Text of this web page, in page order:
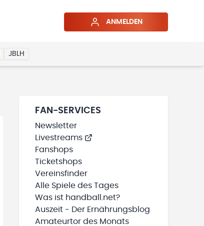
ANMELDEN
JBLH
FAN-SERVICES
Newsletter
Livestreams
Fanshops
Ticketshops
Vereinsfinder
Alle Spiele des Tages
Was ist handball.net?
Auszeit - Der Ernährungsblog
Amateurtor des Monats